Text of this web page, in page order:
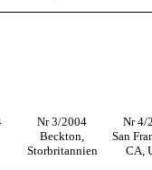
Nr 3/2004
Beckton,
Storbritannien
Nr 4/
San
CA,